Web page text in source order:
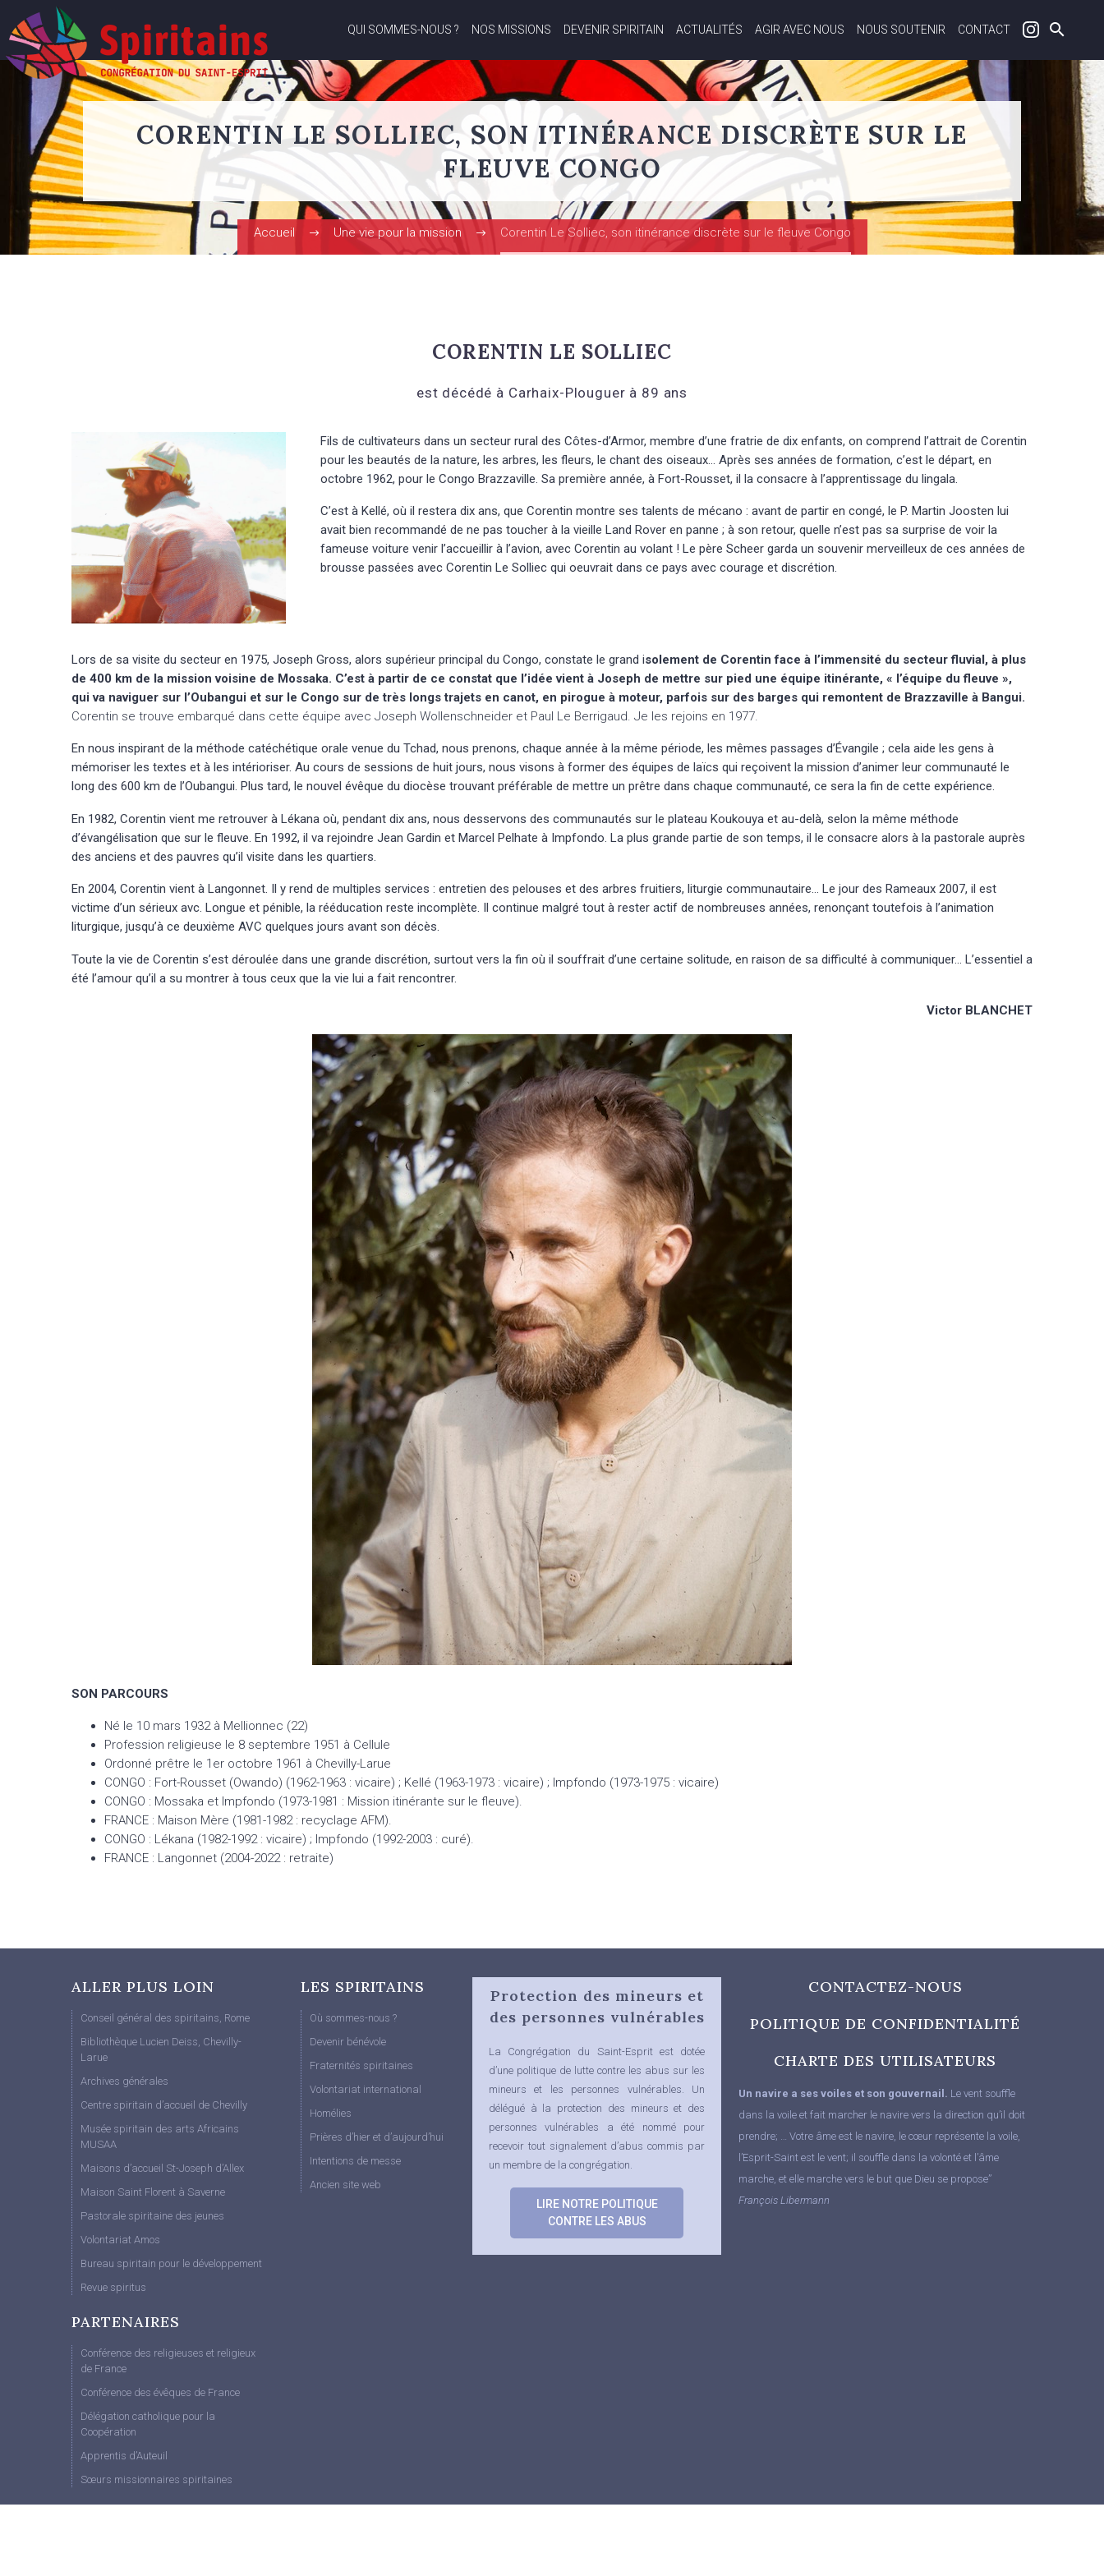
QUI SOMMES-NOUS ? NOS MISSIONS DEVENIR SPIRITAIN ACTUALITÉS AGIR AVEC NOUS NOUS SOUTENIR CONTACT
CORENTIN LE SOLLIEC, SON ITINÉRANCE DISCRÈTE SUR LE
FLEUVE CONGO
Accueil Une vie pour la mission Corentin Le Solliec, son itinérance discrète sur le fleuve Congo
CORENTIN LE SOLLIEC
est décédé à Carhaix-Plouguer à 89 ans
Fils de cultivateurs dans un secteur rural des Côtes-d’Armor, membre d’une fratrie de dix enfants, on comprend l’attrait de Corentin
pour les beautés de la nature, les arbres, les fleurs, le chant des oiseaux… Après ses années de formation, c’est le départ, en
octobre 1962, pour le Congo Brazzaville. Sa première année, à Fort-Rousset, il la consacre à l’apprentissage du lingala.
C’est à Kellé, où il restera dix ans, que Corentin montre ses talents de mécano : avant de partir en congé, le P. Martin Joosten lui
avait bien recommandé de ne pas toucher à la vieille Land Rover en panne ; à son retour, quelle n’est pas sa surprise de voir la
fameuse voiture venir l’accueillir à l’avion, avec Corentin au volant ! Le père Scheer garda un souvenir merveilleux de ces années de
brousse passées avec Corentin Le Solliec qui oeuvrait dans ce pays avec courage et discrétion.
Lors de sa visite du secteur en 1975, Joseph Gross, alors supérieur principal du Congo, constate le grand isolement de Corentin face à l’immensité du secteur fluvial, à plus
de 400 km de la mission voisine de Mossaka. C’est à partir de ce constat que l’idée vient à Joseph de mettre sur pied une équipe itinérante, « l’équipe du fleuve »,
qui va naviguer sur l’Oubangui et sur le Congo sur de très longs trajets en canot, en pirogue à moteur, parfois sur des barges qui remontent de Brazzaville à Bangui.
Corentin se trouve embarqué dans cette équipe avec Joseph Wollenschneider et Paul Le Berrigaud. Je les rejoins en 1977.
En nous inspirant de la méthode catéchétique orale venue du Tchad, nous prenons, chaque année à la même période, les mêmes passages d’Évangile ; cela aide les gens à
mémoriser les textes et à les intérioriser. Au cours de sessions de huit jours, nous visons à former des équipes de laïcs qui reçoivent la mission d’animer leur communauté le
long des 600 km de l’Oubangui. Plus tard, le nouvel évêque du diocèse trouvant préférable de mettre un prêtre dans chaque communauté, ce sera la fin de cette expérience.
En 1982, Corentin vient me retrouver à Lékana où, pendant dix ans, nous desservons des communautés sur le plateau Koukouya et au-delà, selon la même méthode
d’évangélisation que sur le fleuve. En 1992, il va rejoindre Jean Gardin et Marcel Pelhate à Impfondo. La plus grande partie de son temps, il le consacre alors à la pastorale auprès
des anciens et des pauvres qu’il visite dans les quartiers.
En 2004, Corentin vient à Langonnet. Il y rend de multiples services : entretien des pelouses et des arbres fruitiers, liturgie communautaire… Le jour des Rameaux 2007, il est
victime d’un sérieux avc. Longue et pénible, la rééducation reste incomplète. Il continue malgré tout à rester actif de nombreuses années, renonçant toutefois à l’animation
liturgique, jusqu’à ce deuxième AVC quelques jours avant son décès.
Toute la vie de Corentin s’est déroulée dans une grande discrétion, surtout vers la fin où il souffrait d’une certaine solitude, en raison de sa difficulté à communiquer… L’essentiel a
été l’amour qu’il a su montrer à tous ceux que la vie lui a fait rencontrer.
Victor BLANCHET
SON PARCOURS
Né le 10 mars 1932 à Mellionnec (22)
Profession religieuse le 8 septembre 1951 à Cellule
Ordonné prêtre le 1er octobre 1961 à Chevilly-Larue
CONGO : Fort-Rousset (Owando) (1962-1963 : vicaire) ; Kellé (1963-1973 : vicaire) ; Impfondo (1973-1975 : vicaire)
CONGO : Mossaka et Impfondo (1973-1981 : Mission itinérante sur le fleuve).
FRANCE : Maison Mère (1981-1982 : recyclage AFM).
CONGO : Lékana (1982-1992 : vicaire) ; Impfondo (1992-2003 : curé).
FRANCE : Langonnet (2004-2022 : retraite)
ALLER PLUS LOIN
Conseil général des spiritains, Rome
Bibliothèque Lucien Deiss, Chevilly-
Larue
Archives générales
Centre spiritain d’accueil de Chevilly
Musée spiritain des arts Africains
MUSAA
Maisons d’accueil St-Joseph d’Allex
Maison Saint Florent à Saverne
Pastorale spiritaine des jeunes
Volontariat Amos
Bureau spiritain pour le développement
Revue spiritus
PARTENAIRES
Conférence des religieuses et religieux
de France
Conférence des évêques de France
Délégation catholique pour la
Coopération
Apprentis d’Auteuil
Sœurs missionnaires spiritaines
LES SPIRITAINS
Où sommes-nous ?
Devenir bénévole
Fraternités spiritaines
Volontariat international
Homélies
Prières d’hier et d’aujourd’hui
Intentions de messe
Ancien site web
Protection des mineurs et
des personnes vulnérables
La Congrégation du Saint-Esprit est dotée
d’une politique de lutte contre les abus sur les
mineurs et les personnes vulnérables. Un
délégué à la protection des mineurs et des
personnes vulnérables a été nommé pour
recevoir tout signalement d’abus commis par
un membre de la congrégation.
LIRE NOTRE POLITIQUE
CONTRE LES ABUS
CONTACTEZ-NOUS
POLITIQUE DE CONFIDENTIALITÉ
CHARTE DES UTILISATEURS
Un navire a ses voiles et son gouvernail. Le vent souffle
dans la voile et fait marcher le navire vers la direction qu’il doit
prendre; … Votre âme est le navire, le cœur représente la voile,
l’Esprit-Saint est le vent; il souffle dans la volonté et l’âme
marche, et elle marche vers le but que Dieu se propose”
François Libermann